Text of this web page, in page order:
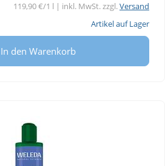
119,90 €/1 l | inkl. MwSt. zzgl.Versand
Artikel auf Lager
In den Warenkorb